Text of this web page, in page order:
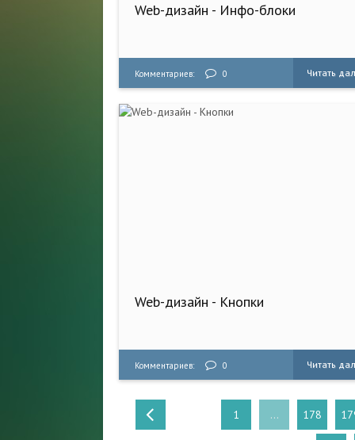
Web-дизайн - Инфо-блоки
Комментариев: 0 Читать
Web-дизайн - Кнопки
Комментариев: 0 Читать
1 ... 178